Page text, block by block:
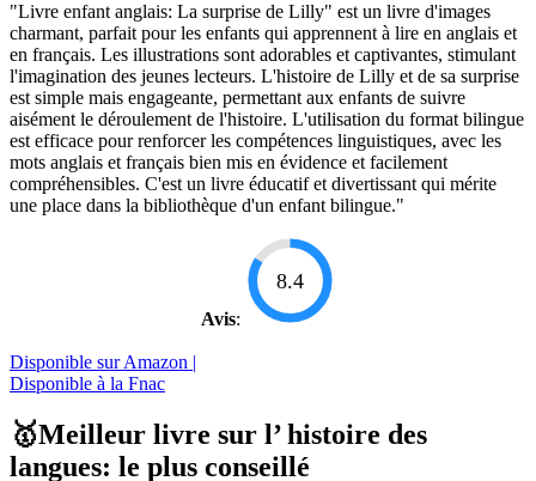
"Livre enfant anglais: La surprise de Lilly" est un livre d'images
charmant, parfait pour les enfants qui apprennent à lire en anglais et
en français. Les illustrations sont adorables et captivantes, stimulant
l'imagination des jeunes lecteurs. L'histoire de Lilly et de sa surprise
est simple mais engageante, permettant aux enfants de suivre
aisément le déroulement de l'histoire. L'utilisation du format bilingue
est efficace pour renforcer les compétences linguistiques, avec les
mots anglais et français bien mis en évidence et facilement
compréhensibles. C'est un livre éducatif et divertissant qui mérite
une place dans la bibliothèque d'un enfant bilingue."
Avis:
8.4
Disponible sur Amazon |
Disponible à la Fnac
🥇Meilleur livre sur l’ histoire des
langues: le plus conseillé